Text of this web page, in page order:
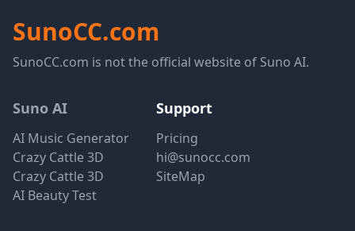
SunoCC.com
SunoCC.com is not the official website of Suno AI.
Suno AI
AI Music Generator
Crazy Cattle 3D
Crazy Cattle 3D
AI Beauty Test
Support
Pricing
hi@sunocc.com
SiteMap